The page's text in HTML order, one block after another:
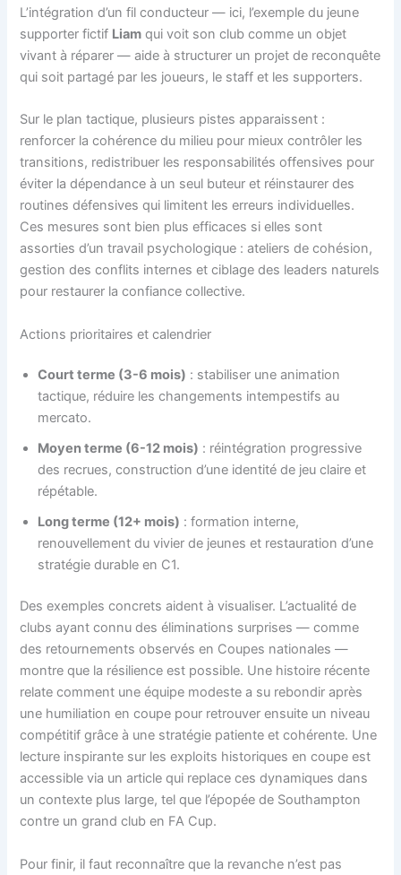
L’intégration d’un fil conducteur — ici, l’exemple du jeune
supporter fictif Liam qui voit son club comme un objet
vivant à réparer — aide à structurer un projet de reconquête
qui soit partagé par les joueurs, le staff et les supporters.
Sur le plan tactique, plusieurs pistes apparaissent :
renforcer la cohérence du milieu pour mieux contrôler les
transitions, redistribuer les responsabilités offensives pour
éviter la dépendance à un seul buteur et réinstaurer des
routines défensives qui limitent les erreurs individuelles.
Ces mesures sont bien plus efficaces si elles sont
assorties d’un travail psychologique : ateliers de cohésion,
gestion des conflits internes et ciblage des leaders naturels
pour restaurer la confiance collective.
Actions prioritaires et calendrier
Court terme (3-6 mois) : stabiliser une animation
tactique, réduire les changements intempestifs au
mercato.
Moyen terme (6-12 mois) : réintégration progressive
des recrues, construction d’une identité de jeu claire et
répétable.
Long terme (12+ mois) : formation interne,
renouvellement du vivier de jeunes et restauration d’une
stratégie durable en C1.
Des exemples concrets aident à visualiser. L’actualité de
clubs ayant connu des éliminations surprises — comme
des retournements observés en Coupes nationales —
montre que la résilience est possible. Une histoire récente
relate comment une équipe modeste a su rebondir après
une humiliation en coupe pour retrouver ensuite un niveau
compétitif grâce à une stratégie patiente et cohérente. Une
lecture inspirante sur les exploits historiques en coupe est
accessible via un article qui replace ces dynamiques dans
un contexte plus large, tel que l’épopée de Southampton
contre un grand club en FA Cup.
Pour finir, il faut reconnaître que la revanche n’est pas